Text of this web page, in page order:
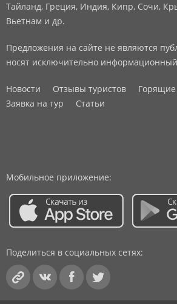
Тайланд, Греция, Индия, Кипр, Сочи,
Вьетнам и др.
Предложения на сайте не являются
носят исключительно
Новости Отзывы туристов
Заявка на тур
Статьи
Мобильное приложение:
Поделиться в социальных сетях: